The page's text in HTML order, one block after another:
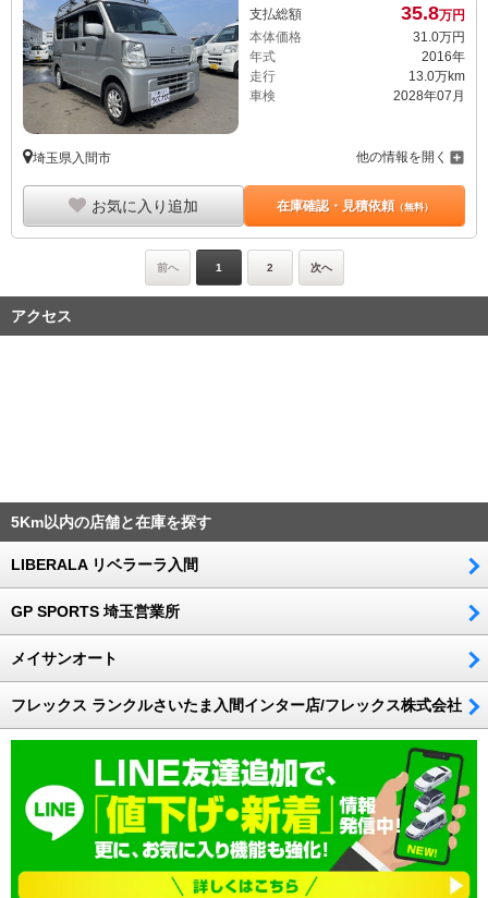
支払総額 35.8万円
本体価格
31. 0万円
年式
2016年
走行
13.0万km
車検
2028年07月
埼玉県入間市 他の情報を開く
お気に入り追加 在庫確認・見積依頼（無料）
前へ 1 2 次へ
アクセス
5Km以内の店舗と在庫を探す
LIBERALA リベラーラ入間
GP SPORTS 埼玉営業所
メイサンオート
フレックス ランクルさいたま入間インター店/フレックス株式会社